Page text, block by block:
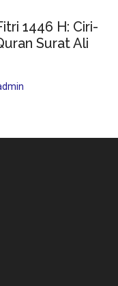
1446 H: Ciri-
Surat Ali